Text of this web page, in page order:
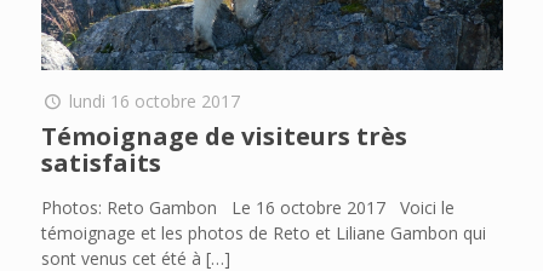
lundi 16 octobre 2017
Témoignage de visiteurs très
satisfaits
Photos: Reto Gambon Le 16 octobre 2017 Voici le
témoignage et les photos de Reto et Liliane Gambon qui
sont venus cet été à […]